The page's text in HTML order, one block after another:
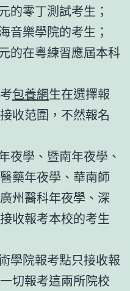
的零丁測試考生；
音樂學院的考生；
的在粵練習應屆本科
包養網生在選擇報
收范圍，不然報名
夜學、暨南年夜學、
藥年夜學、華南師
州醫科年夜學、深
收報考本校的考生
學院報考點只接收報
切報考這兩所院校